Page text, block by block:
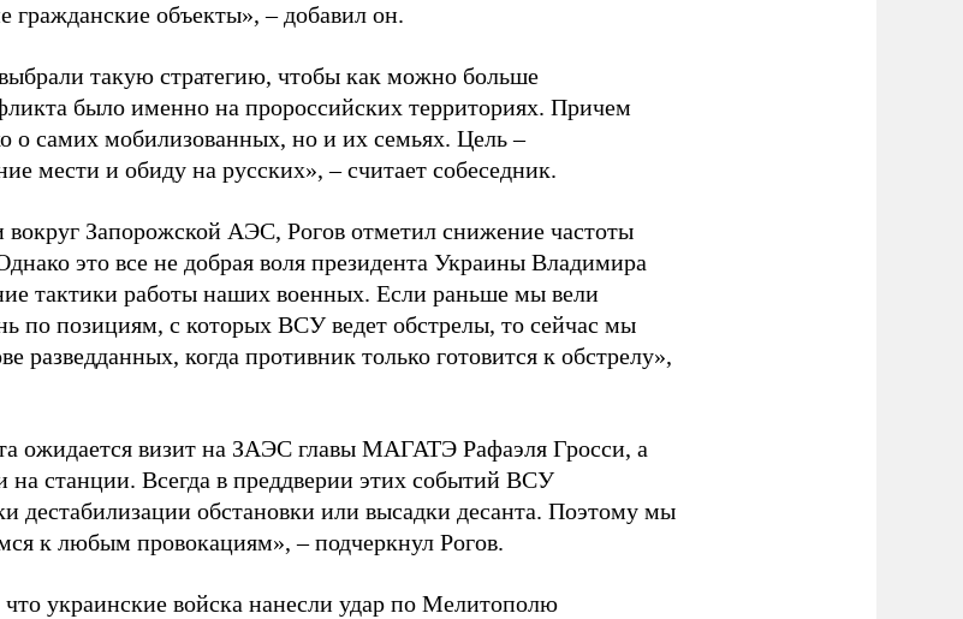
гражданские объекты», – добавил он.
такую стратегию, чтобы как можно больше
было именно на пророссийских территориях. Причем
о самих мобилизованных, но и их семьях. Цель –
мести и обиду на русских», – считает собеседник.
вокруг Запорожской АЭС, Рогов отметил снижение частоты
это все не добрая воля президента Украины Владимира
тактики работы наших военных. Если раньше мы вели
по позициям, с которых ВСУ ведет обстрелы, то сейчас мы
разведданных, когда противник только готовится к обстрелу»,
ожидается визит на ЗАЭС главы МАГАТЭ Рафаэля Гросси, а
на станции. Всегда в преддверии этих событий ВСУ
дестабилизации обстановки или высадки десанта. Поэтому мы
к любым провокациям», – подчеркнул Рогов.
что украинские войска нанесли удар по Мелитополю